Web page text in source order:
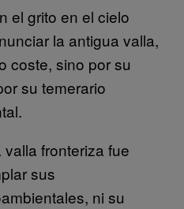
el grito en el cielo
la antigua valla,
coste, sino por su
su temerario
fronteriza fue
sus
ni su